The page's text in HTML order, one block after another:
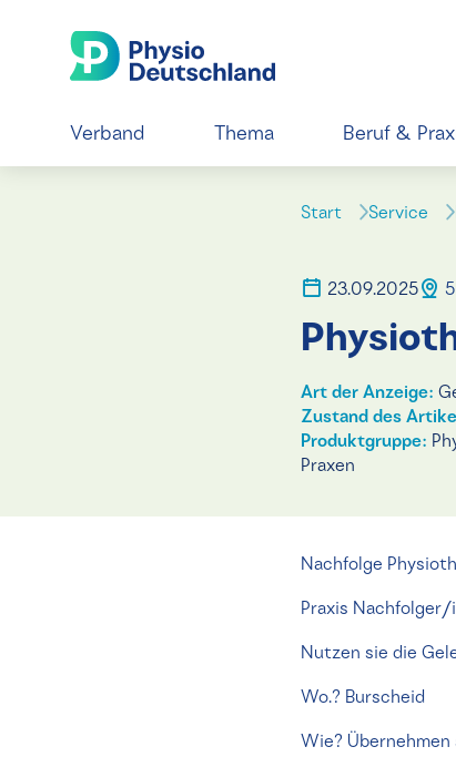
Verband Thema Beruf &
Start Service
23.09.2025
Art der Anzeige:
Zustand des
Produktgruppe:
Praxen
Nachfolge
Praxis
Nutzen sie die
Wo.? Burscheid
Wie?